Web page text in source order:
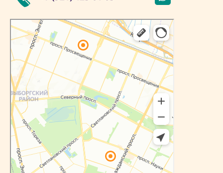
Санкт‑Петербург
Яндекс Карты — транспорт, навигация, поиск мест